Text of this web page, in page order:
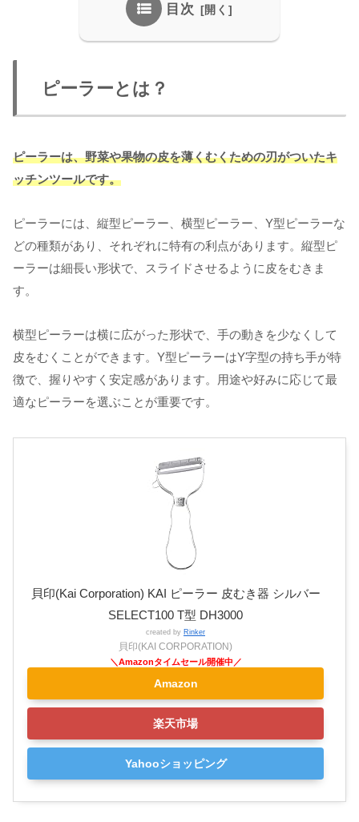
目次
ピーラーとは？
ピーラーは、野菜や果物の皮を薄くむくための刃がついたキ
ッチンツールです。
ピーラーには、縦型ピーラー、横型ピーラー、Y型ピーラーな
どの種類があり、それぞれに特有の利点があります。縦型ピ
ーラーは細長い形状で、スライドさせるように皮をむきま
す。
横型ピーラーは横に広がった形状で、手の動きを少なくして
皮をむくことができます。Y型ピーラーはY字型の持ち手が特
徴で、握りやすく安定感があります。用途や好みに応じて最
適なピーラーを選ぶことが重要です。
貝印(Kai Corporation) KAI ピーラー 皮むき器 シルバー
SELECT100 T型 DH3000
created by Rinker
貝印(KAI CORPORATION)
Amazon
楽天市場
Yahooショッピング